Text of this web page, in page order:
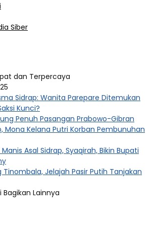
Siber
dan Terpercaya
Sidrap: Wanita Parepare Ditemukan
Kunci?
Penuh Pasangan Prabowo-Gibran
Mona Kelana Putri Korban Pembunuhan
Asal Sidrap, Syaqirah, Bikin Bupati
Jelajah Pasir Putih Tanjakan
Bagikan Lainnya